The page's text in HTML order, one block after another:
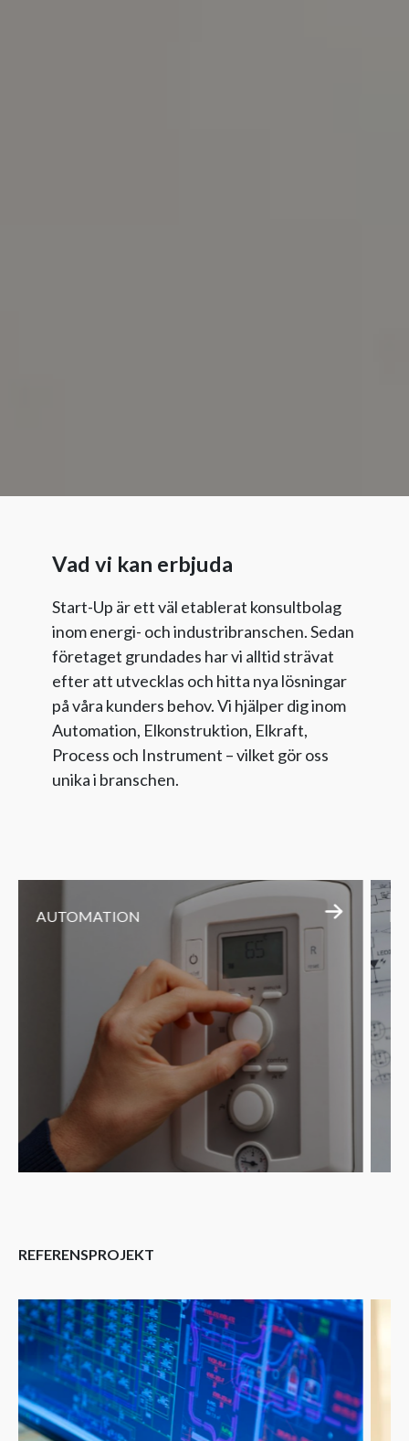
Vad vi kan erbjuda
Start-Up är ett väl etablerat konsultbolag
inom energi- och industribranschen. Sedan
företaget grundades har vi alltid strävat
efter att utvecklas och hitta nya lösningar
på våra kunders behov. Vi hjälper dig inom
Automation, Elkonstruktion, Elkraft,
Process och Instrument – vilket gör oss
unika i branschen.
AUTOMATION
REFERENSPROJEKT